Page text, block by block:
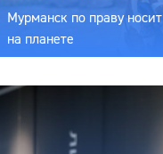
Мурманск по праву
на планете